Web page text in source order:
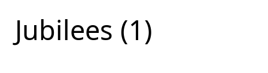
Jubilees (1)